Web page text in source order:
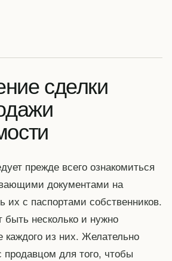
сделки
прежде всего ознакомиться
документами на
их с паспортами собственников.
несколько и нужно
каждого из них. Желательно
продавцом для того, чтобы